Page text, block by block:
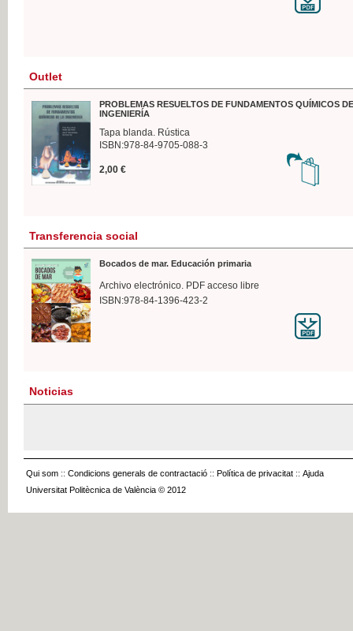
Outlet
PROBLEMAS RESUELTOS DE FUNDAMENTOS QUÍMICOS
INGENIERÍA
Tapa blanda. Rústica
ISBN:978-84-9705-088-3
2,00 €
Transferencia social
Bocados de mar. Educación primaria
Archivo electrónico. PDF acceso libre
ISBN:978-84-1396-423-2
Noticias
Qui som :: Condicions generals de contractació :: Política de privacitat :: Ajuda
Universitat Politècnica de València © 2012